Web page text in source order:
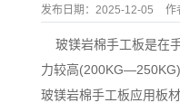
发布日期： 2025-12-05 作
玻镁岩棉手工板是在
力较高(200KG—250KG)
玻镁岩棉手工板应用板